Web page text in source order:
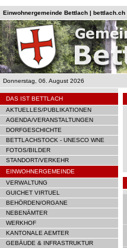
Einwohnergemeinde Bettlach | bettlach.ch
Donnerstag, 06. August 2026
DAS IST BETTLACH
AKTUELLES/PUBLIKATIONEN
AGENDA/VERANSTALTUNGEN
DORFGESCHICHTE
BETTLACHSTOCK - UNESCO WNE
FOTOS/BILDER
STANDORT/VERKEHR
EINWOHNERGEMEINDE
VERWALTUNG
GUICHET VIRTUEL
BEHÖRDEN/ORGANE
NEBENÄMTER
WERKHOF
KANTONALE AEMTER
GEBÄUDE & INFRASTRUKTUR